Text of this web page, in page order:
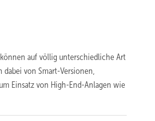
auf völlig unterschiedliche Art
von Smart-Versionen,
Einsatz von High-End-Anlagen wie